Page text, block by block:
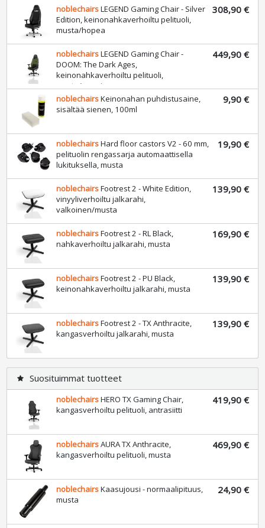
noblechairsLEGEND Gaming Chair - Silver
Edition, keinonahkaverhoiltu pelituoli,
musta/hopea
308,90 €
noblechairsLEGEND Gaming Chair -
DOOM: The Dark Ages,
keinonahkaverhoiltu pelituoli,
musta/punainen
449,90 €
noblechairsKeinonahan puhdistusaine,
sisältää sienen, 100ml
9,90 €
noblechairsHard floor castors V2 - 60 mm,
pelituolin rengassarja automaattisella
lukituksella, musta
19,90 €
noblechairsFootrest 2 - White Edition,
vinyyliverhoiltu jalkarahi,
valkoinen/musta
139,90 €
noblechairsFootrest 2 - RL Black,
nahkaverhoiltu jalkarahi, musta
169,90 €
noblechairsFootrest 2 - PU Black,
keinonahkaverhoiltu jalkarahi, musta
139,90 €
noblechairsFootrest 2 - TX Anthracite,
kangasverhoiltu jalkarahi, musta
139,90 €
star Suosituimmat tuotteet
noblechairsHERO TX Gaming Chair,
kangasverhoiltu pelituoli, antrasiitti
419,90 €
noblechairsAURA TX Anthracite,
kangasverhoiltu pelituoli, musta
469,90 €
noblechairsKaasujousi - normaalipituus,
musta
24,90 €